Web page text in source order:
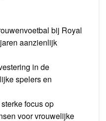
bij Royal
aanzienlijk
in de
spelers en
focus op
voor vrouwelijke